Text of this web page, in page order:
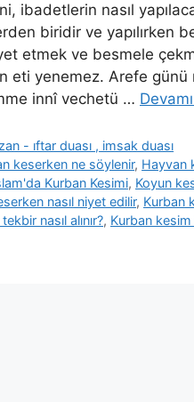
ibadetlerin nasıl
biridir ve yapılırken
etmek ve besmele
eti yenemez. Arefe günü
innî vechetü …
- ıftar duası , imsak duası
keserken ne söylenir, Hayvan
Kurban Kesimi, Koyun
nasıl niyet edilir, Kurban
nasıl alınır?, Kurban